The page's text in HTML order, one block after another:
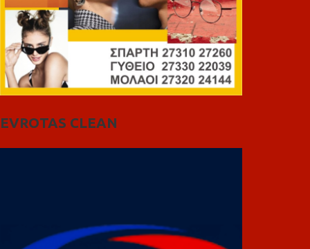
EVROTAS CLEAN